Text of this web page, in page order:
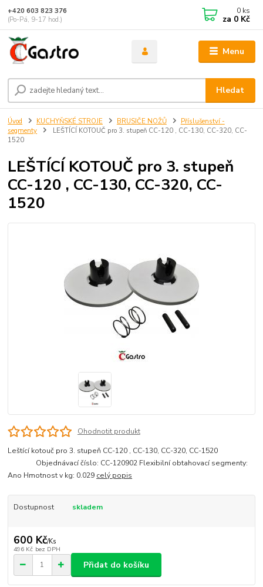
Menu
Hledat
+420 603 823 376
(Po-Pá, 9-17 hod.)
0 ks
za 0 Kč
Úvod KUCHYŇSKÉ STROJE BRUSIČE NOŽŮ
Příslušenství -
segmenty
LEŠTÍCÍ KOTOUČ pro 3. stupeň CC-120 , CC-130, CC-320, CC-
1520
LEŠTÍCÍ KOTOUČ pro 3. stupeň
CC-120 , CC-130, CC-320, CC-
1520
Ohodnotit produkt
Leštící kotouč pro 3. stupeň CC-120 , CC-130, CC-320, CC-1520
Objednávací číslo: CC-120902 Flexibilní obtahovací segmenty:
Ano Hmotnost v kg: 0.029 celý popis
Dostupnost skladem
600 Kč/Ks
496 Kč bez DPH
Přidat do košíku